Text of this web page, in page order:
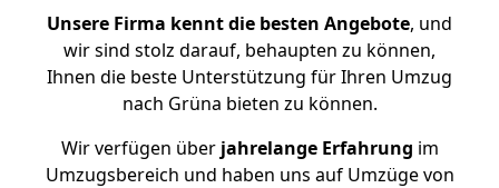
Unsere Firma kennt die besten Angebote, und
wir sind stolz darauf, behaupten zu können,
Ihnen die beste Unterstützung für Ihren Umzug
nach Grüna bieten zu können.
Wir verfügen überjahrelange Erfahrung im
Umzugsbereich und haben uns auf Umzüge von